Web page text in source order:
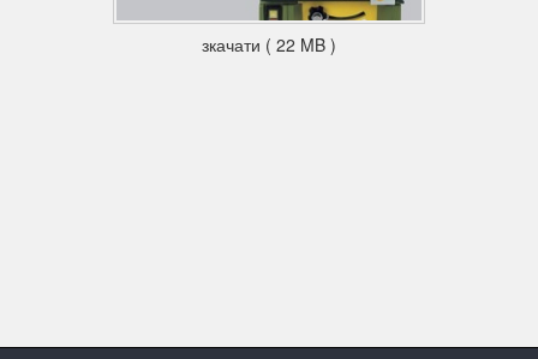
зкачати ( 22 MB )